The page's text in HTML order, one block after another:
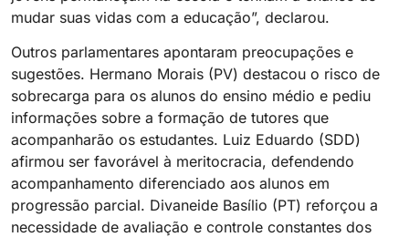
mudar suas vidas com a educação”, declarou.
Outros parlamentares apontaram preocupações e
sugestões. Hermano Morais (PV) destacou o risco de
sobrecarga para os alunos do ensino médio e pediu
informações sobre a formação de tutores que
acompanharão os estudantes. Luiz Eduardo (SDD)
afirmou ser favorável à meritocracia, defendendo
acompanhamento diferenciado aos alunos em
progressão parcial. Divaneide Basílio (PT) reforçou a
necessidade de avaliação e controle constantes dos